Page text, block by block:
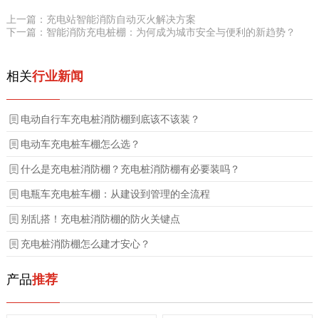
上一篇：充电站智能消防自动灭火解决方案
下一篇：智能消防充电桩棚：为何成为城市安全与便利的新趋势？
相关行业新闻
电动自行车充电桩消防棚到底该不该装？
电动车充电桩车棚怎么选？
什么是充电桩消防棚？充电桩消防棚有必要装吗？
电瓶车充电桩车棚：从建设到管理的全流程
别乱搭！充电桩消防棚的防火关键点
充电桩消防棚怎么建才安心？
产品推荐